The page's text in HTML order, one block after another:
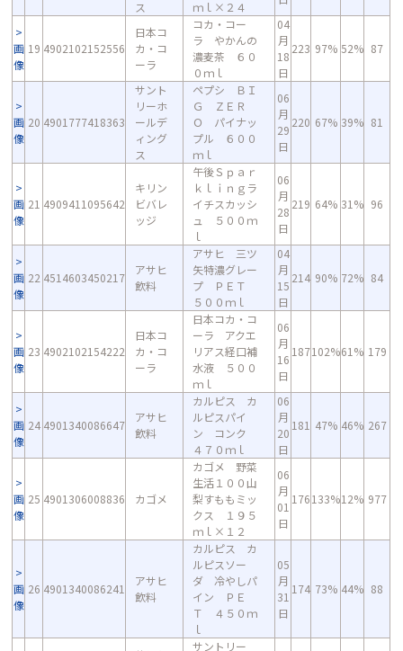
ス
ｍｌ×２４
画
像
19 4902102152556
日本コ
カ・コ
ーラ
コカ・コー
ラ やかんの
濃麦茶 ６０
０ｍｌ
04
月
18
日
223 97% 52% 87
画
像
20 4901777418363
サント
リーホ
ールデ
ィング
ス
ペプシ ＢＩ
Ｇ ＺＥＲ
Ｏ パイナッ
プル ６００
ｍｌ
06
月
29
日
220 67% 39% 81
画
像
21 4909411095642
キリン
ビバレ
ッジ
午後Ｓｐａｒ
ｋｌｉｎｇラ
イチスカッシ
ュ ５００ｍ
ｌ
06
月
28
日
219 64% 31% 96
画
像
22 4514603450217
アサヒ
飲料
アサヒ 三ツ
矢特濃グレー
プ ＰＥＴ
５００ｍｌ
04
月
15
日
214 90% 72% 84
画
像
23 4902102154222
日本コ
カ・コ
ーラ
日本コカ・コ
ーラ アクエ
リアス経口補
水液 ５００
ｍｌ
06
月
16
日
187102%61% 179
画
像
24 4901340086647
アサヒ
飲料
カルピス カ
ルピスパイ
ン コンク
４７０ｍｌ
06
月
20
日
181 47% 46% 267
画
像
25 4901306008836 カゴメ
カゴメ 野菜
生活１００山
梨すももミッ
クス １９５
ｍｌ×１２
06
月
01
日
176133%12% 977
画
像
26 4901340086241
アサヒ
飲料
カルピス カ
ルピスソー
ダ 冷やしパ
イン ＰＥ
Ｔ ４５０ｍ
ｌ
05
月
31
日
174 73% 44% 88
サントリー